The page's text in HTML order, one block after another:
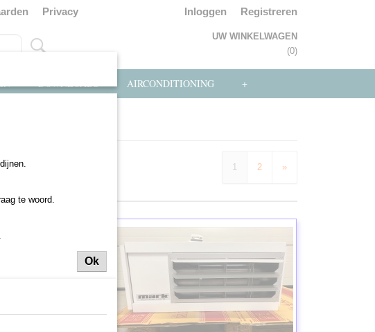
Privacy Inloggen Registreren
UW WINKELWAGEN
(0)
DOWNLOADS AIRCONDITIONING +
1 2 »
te woord.
Ok